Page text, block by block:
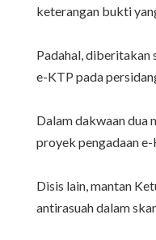
keterangan bukti
Padahal, diberitakan
e-KTP pada
Dalam dakwaan dua
proyek pengadaan
Disis lain, mantan
antirasuah dalam